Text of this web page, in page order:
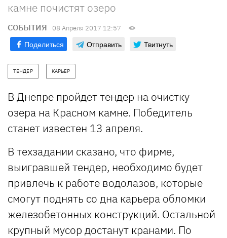
камне почистят озеро
СОБЫТИЯ 08 Апреля 2017 12:57
Поделиться Отправить Твитнуть
ТЕНДЕР КАРЬЕР
В Днепре пройдет тендер на очистку
озера на Красном камне. Победитель
станет известен 13 апреля.
В техзадании сказано, что фирме,
выигравшей тендер, необходимо будет
привлечь к работе водолазов, которые
смогут поднять со дна карьера обломки
железобетонных конструкций. Остальной
крупный мусор достанут кранами. По